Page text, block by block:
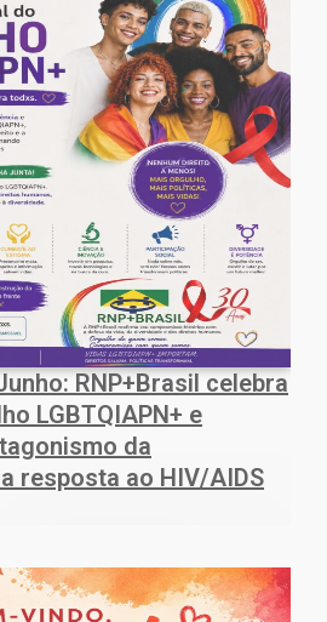
RNP+Brasil celebra
LGBTQIAPN+ e
da
resposta ao HIV/AIDS